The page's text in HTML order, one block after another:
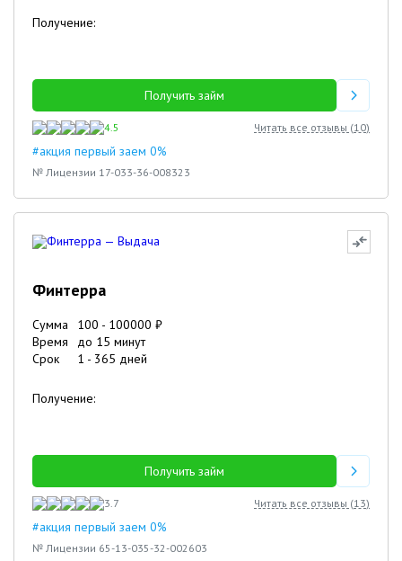
Получение:
Получить займ
4.5 Читать все отзывы (10)
#акция первый заем 0%
№ Лицензии 17-033-36-008323
Финтерра
Сумма 100 - 100000 ₽
Время
до 15 минут
Срок
1 - 365 дней
Получение:
Получить займ
3.7 Читать все отзывы (13)
#акция первый заем 0%
№ Лицензии 65-13-035-32-002603